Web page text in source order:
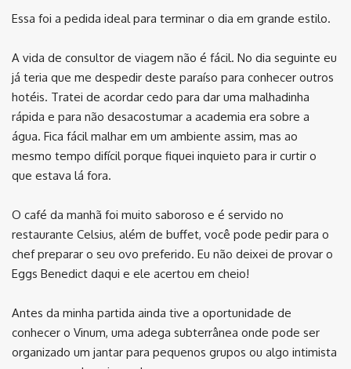
Essa foi a pedida ideal para terminar o dia em grande estilo.
A vida de consultor de viagem não é fácil. No dia seguinte eu
já teria que me despedir deste paraíso para conhecer outros
hotéis. Tratei de acordar cedo para dar uma malhadinha
rápida e para não desacostumar a academia era sobre a
água. Fica fácil malhar em um ambiente assim, mas ao
mesmo tempo difícil porque fiquei inquieto para ir curtir o
que estava lá fora.
O café da manhã foi muito saboroso e é servido no
restaurante Celsius, além de buffet, você pode pedir para o
chef preparar o seu ovo preferido. Eu não deixei de provar o
Eggs Benedict daqui e ele acertou em cheio!
Antes da minha partida ainda tive a oportunidade de
conhecer o Vinum, uma adega subterrânea onde pode ser
organizado um jantar para pequenos grupos ou algo intimista